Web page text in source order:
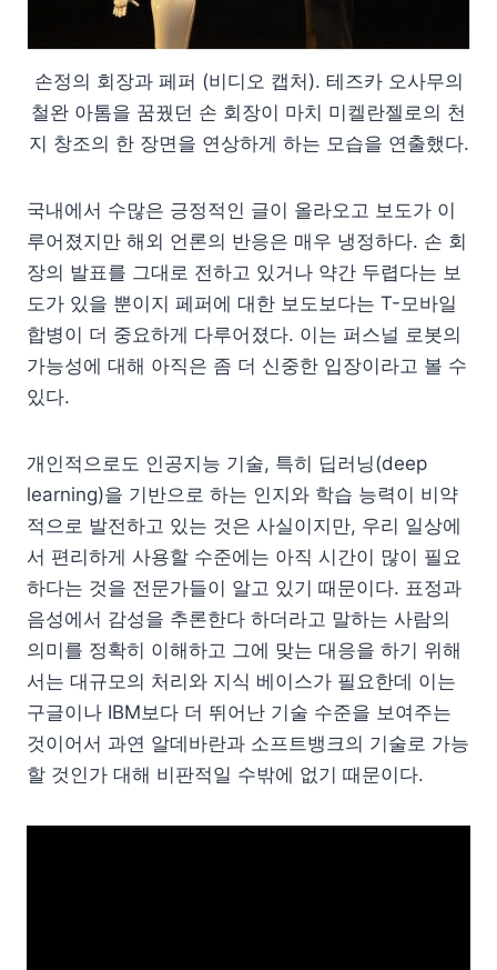
손정의 회장과 페퍼 (비디오 캡처). 테즈카 오사무의
철완 아톰을 꿈꿨던 손 회장이 마치 미켈란젤로의 천
지 창조의 한 장면을 연상하게 하는 모습을 연출했다.
국내에서 수많은 긍정적인 글이 올라오고 보도가 이
루어졌지만 해외 언론의 반응은 매우 냉정하다. 손 회
장의 발표를 그대로 전하고 있거나 약간 두렵다는 보
도가 있을 뿐이지 페퍼에 대한 보도보다는 T-모바일
합병이 더 중요하게 다루어졌다. 이는 퍼스널 로봇의
가능성에 대해 아직은 좀 더 신중한 입장이라고 볼 수
있다.
개인적으로도 인공지능 기술, 특히 딥러닝(deep
learning)을 기반으로 하는 인지와 학습 능력이 비약
적으로 발전하고 있는 것은 사실이지만, 우리 일상에
서 편리하게 사용할 수준에는 아직 시간이 많이 필요
하다는 것을 전문가들이 알고 있기 때문이다. 표정과
음성에서 감성을 추론한다 하더라고 말하는 사람의
의미를 정확히 이해하고 그에 맞는 대응을 하기 위해
서는 대규모의 처리와 지식 베이스가 필요한데 이는
구글이나 IBM보다 더 뛰어난 기술 수준을 보여주는
것이어서 과연 알데바란과 소프트뱅크의 기술로 가능
할 것인가 대해 비판적일 수밖에 없기 때문이다.